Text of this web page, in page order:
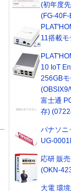
(初年度
(FG-
11搭載
10 IoT
256GB
富士通
存)
パナソニ
UG-
応研 販
(OKN-
大電 環